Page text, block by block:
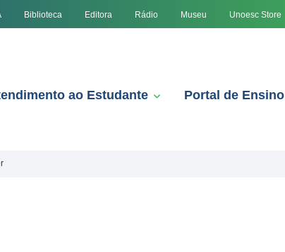
Biblioteca Editora Rádio Museu Unoesc Store
ao Estudante Portal de Ensino